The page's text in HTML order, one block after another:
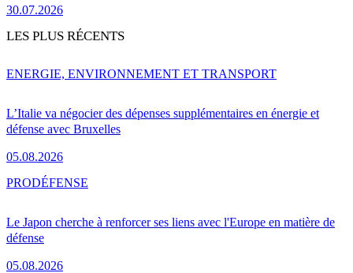
30.07.2026
LES PLUS RÉCENTS
L’Italie va négocier des dépenses supplémentaires en énergie et
défense avec Bruxelles
05.08.2026
ENERGIE, ENVIRONNEMENT ET TRANSPORT
Le Japon cherche à renforcer ses liens avec l'Europe en matière de
défense
05.08.2026
PRODÉFENSE